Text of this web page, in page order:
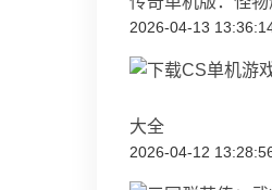
2026-04-13
大全
2026-04-12